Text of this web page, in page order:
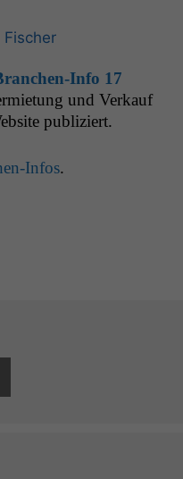
Fischer
Info 17
und Verkauf
publiziert.
Infos.